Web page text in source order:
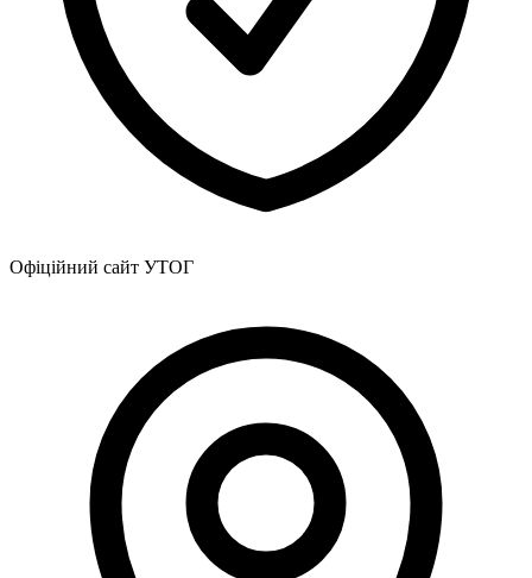
Волинська область
Дніпропетровська область
Донецька область
Закарпатська область
Запорізька область
Івано-Франківська область
Кіровоградська область
Одеська область
Полтавська область
Рівненська область
Сумська область
Тернопільська область
Харківська область
Херсонська область
Хмельницька область
Черкаська область
Офіційний сайт УТОГ